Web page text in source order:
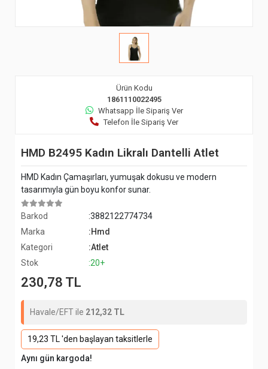
Ürün Kodu
1861110022495
Whatsapp İle Sipariş Ver
Telefon İle Sipariş Ver
HMD B2495 Kadın Likralı Dantelli Atlet
HMD Kadın Çamaşırları, yumuşak dokusu ve modern
tasarımıyla gün boyu konfor sunar.
Barkod
:3882122774734
Marka
:Hmd
Kategori
:Atlet
Stok
:20+
230,78 TL
Havale/EFT ile 212,32 TL
19,23 TL 'den başlayan taksitlerle
Aynı gün kargoda!